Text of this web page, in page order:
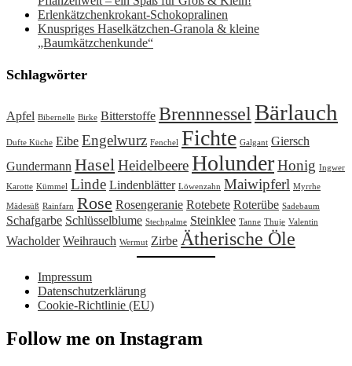
Erlenkätzchenkrokant-Schokopralinen
Knuspriges Haselkätzchen-Granola & kleine
„Baumkätzchenkunde“
Schlagwörter
Apfel Bibernelle Birke Bitterstoffe Brennnessel Bärlauch
Dufte Küche Eibe Engelwurz Fenchel Fichte Galgant Giersch
Gundermann HaselHeidelbeereHolunderHonig Ingwer
Karotte Kümmel Linde Lindenblätter Löwenzahn Maiwipferl Myrrhe
Mädesüß Rainfarn Rose Rosengeranie Rotebete Roterübe Sadebaum
Schafgarbe Schlüsselblume Stechpalme Steinklee Tanne Thuje Valentin
Wacholder Weihrauch Wermut Zirbe Ätherische Öle
Impressum
Datenschutzerklärung
Cookie-Richtlinie (EU)
Follow me on Instagram